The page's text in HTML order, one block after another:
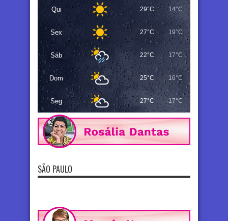
Qui 29°C 14°C
Sex 27°C 19°C
Sáb 22°C 17°C
Dom 25°C 16°C
Seg 27°C 17°C
SÃO PAULO